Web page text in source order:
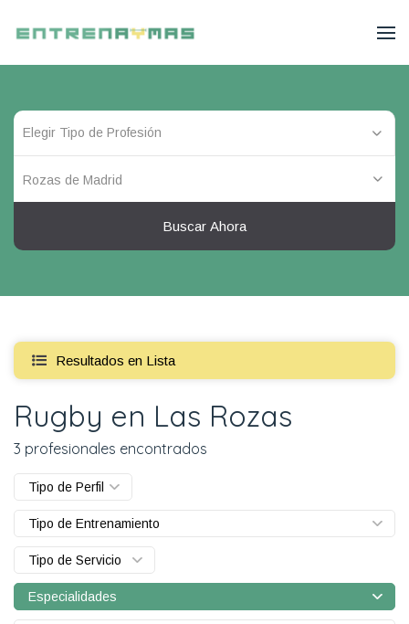
Rozas de Madrid
Buscar Ahora
Resultados en Lista
Rugby en Las Rozas
3 profesionales encontrados
Tipo de Perfil
Tipo de Entrenamiento
Tipo de Servicio
Especialidades